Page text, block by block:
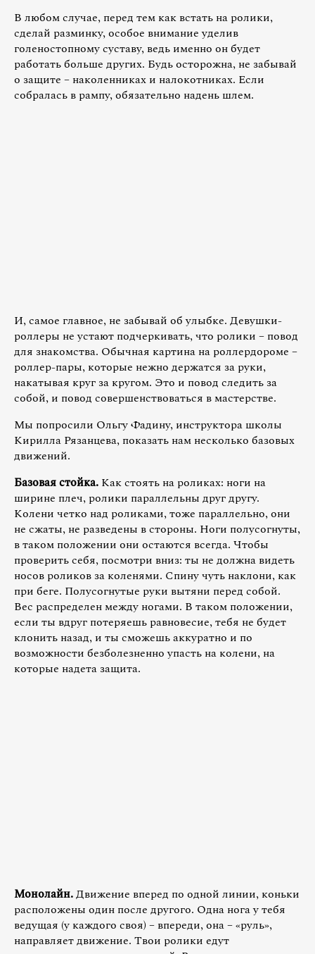
В любом случае, перед тем как встать на ролики,
сделай разминку, особое внимание уделив
голеностопному суставу, ведь именно он будет
работать больше других. Будь осторожна, не забывай
о защите – наколенниках и налокотниках. Если
собралась в рампу, обязательно надень шлем.
И, самое главное, не забывай об улыбке. Девушки-
роллеры не устают подчеркивать, что ролики – повод
для знакомства. Обычная картина на роллердороме –
роллер-пары, которые нежно держатся за руки,
накатывая круг за кругом. Это и повод следить за
собой, и повод совершенствоваться в мастерстве.
Мы попросили Ольгу Фадину, инструктора школы
Кирилла Рязанцева, показать нам несколько базовых
движений.
Базовая стойка. Как стоять на роликах: ноги на
ширине плеч, ролики параллельны друг другу.
Колени четко над роликами, тоже параллельно, они
не сжаты, не разведены в стороны. Ноги полусогнуты,
в таком положении они остаются всегда. Чтобы
проверить себя, посмотри вниз: ты не должна видеть
носов роликов за коленями. Спину чуть наклони, как
при беге. Полусогнутые руки вытяни перед собой.
Вес распределен между ногами. В таком положении,
если ты вдруг потеряешь равновесие, тебя не будет
клонить назад, и ты сможешь аккуратно и по
возможности безболезненно упасть на колени, на
которые надета защита.
Монолайн.Движение вперед по одной линии, коньки
расположены один после другого. Одна нога у тебя
ведущая (у каждого своя) – впереди, она – «руль»,
направляет движение. Твои ролики едут